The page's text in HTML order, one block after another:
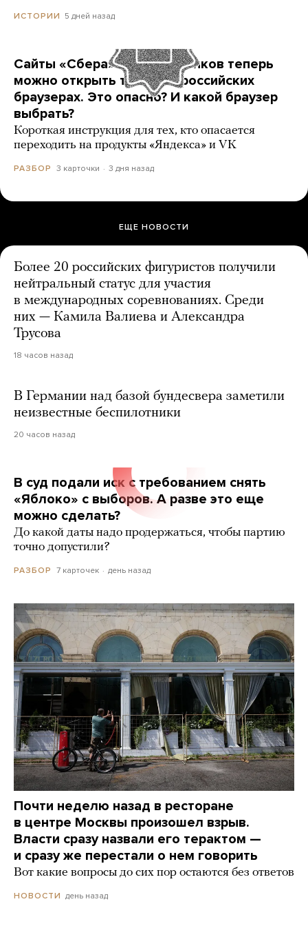
ИСТОРИИ 5 дней назад
Сайты «Сбера» и других банков теперь
можно открыть только в российских
браузерах. Это опасно? И какой браузер
выбрать?
Короткая инструкция для тех, кто опасается
переходить на продукты «Яндекса» и VK
РАЗБОР 3 карточки 3 дня назад
ЕЩЕ НОВОСТИ
Более 20 российских фигуристов получили
нейтральный статус для участия
в международных соревнованиях. Среди
них — Камила Валиева и Александра
Трусова
18 часов назад
В Германии над базой бундесвера заметили
неизвестные беспилотники
20 часов назад
В суд подали иск с требованием снять
«Яблоко» с выборов. А разве это еще
можно сделать?
До какой даты надо продержаться, чтобы партию
точно допустили?
РАЗБОР 7 карточек день назад
Почти неделю назад в ресторане
в центре Москвы произошел взрыв.
Власти сразу назвали его терактом —
и сразу же перестали о нем говорить
Вот какие вопросы до сих пор остаются без ответов
НОВОСТИ день назад